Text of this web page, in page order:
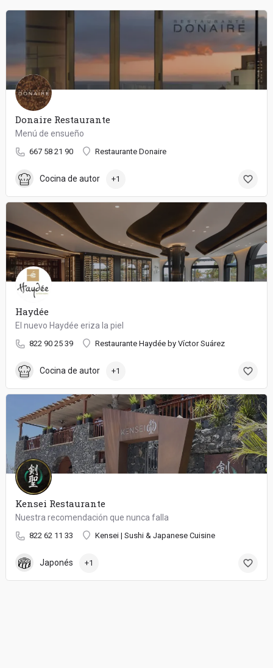
Donaire Restaurante
Menú de ensueño
667 58 21 90 Restaurante Donaire
Cocina de autor +1
Haydée
El nuevo Haydée eriza la piel
822 90 25 39 Restaurante Haydée by Víctor Suárez
Cocina de autor +1
Kensei Restaurante
Nuestra recomendación que nunca falla
822 62 11 33 Kensei | Sushi & Japanese Cuisine
Japonés +1